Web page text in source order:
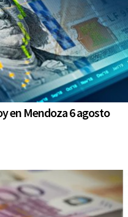
en Mendoza 6 agosto